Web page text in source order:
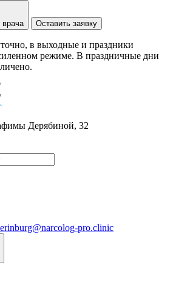
Оставить заявку
в выходные и праздники
режиме. В праздничные дни
Дерябиной, 32
pro.clinic